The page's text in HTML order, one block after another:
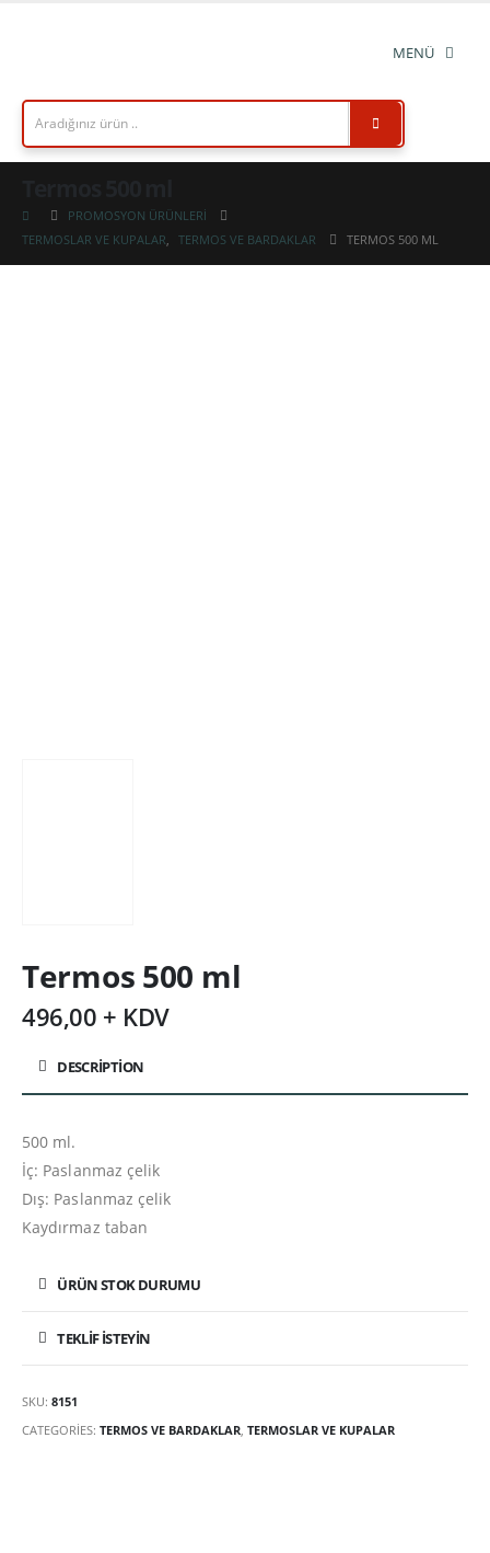
PROMOSYON ÜRÜNLERI
TERMOSLAR VE KUPALAR, TERMOS VE BARDAKLAR TERMOS 500 ML
Termos 500 ml
496,00 + KDV
DESCRIPTION
500 ml.
İç: Paslanmaz çelik
Dış: Paslanmaz çelik
Kaydırmaz taban
ÜRÜN STOK DURUMU
TEKLIF İSTEYIN
SKU: 8151
CATEGORIES: TERMOS VE BARDAKLAR TERMOSLAR VE KUPALAR